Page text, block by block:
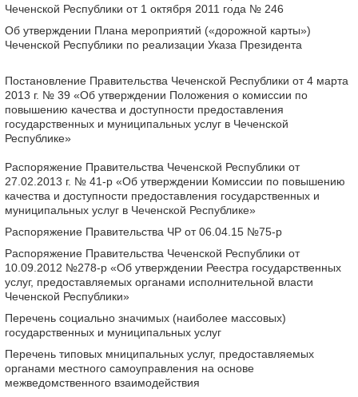
Чеченской Республики от 1 октября 2011 года № 246
Об утверждении Плана мероприятий («дорожной карты»)
Чеченской Республики по реализации Указа Президента
Постановление Правительства Чеченской Республики от 4 марта
2013 г. № 39 «Об утверждении Положения о комиссии по
повышению качества и доступности предоставления
государственных и муниципальных услуг в Чеченской
Республике»
Распоряжение Правительства Чеченской Республики от
27.02.2013 г. № 41-р «Об утверждении Комиссии по повышению
качества и доступности предоставления государственных и
муниципальных услуг в Чеченской Республике»
Распоряжение Правительства ЧР от 06.04.15 №75-р
Распоряжение Правительства Чеченской Республики от
10.09.2012 №278-р «Об утверждении Реестра государственных
услуг, предоставляемых органами исполнительной власти
Чеченской Республики»
Перечень социально значимых (наиболее массовых)
государственных и муниципальных услуг
Перечень типовых мниципальных услуг, предоставляемых
органами местного самоуправления на основе
межведомственного взаимодействия